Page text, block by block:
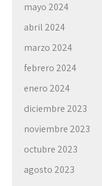
mayo 2024
abril 2024
marzo 2024
febrero 2024
enero 2024
diciembre 2023
noviembre 2023
octubre 2023
agosto 2023